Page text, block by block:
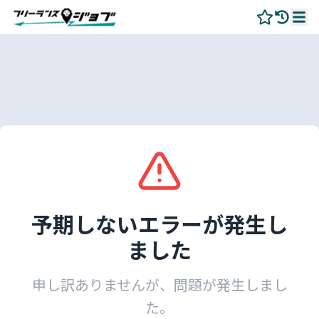
予期しないエラーが発生し
ました
申し訳ありませんが、問題が発生しまし
た。